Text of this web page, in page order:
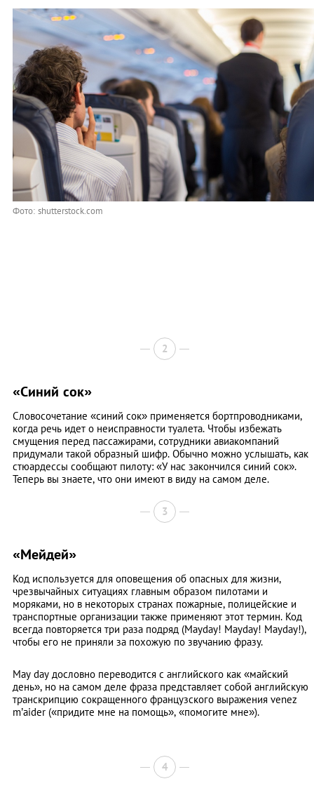
Фото: shutterstock.com
2
«Синий сок»
Словосочетание «синий сок» применяется бортпроводниками,
когда речь идет о неисправности туалета. Чтобы избежать
смущения перед пассажирами, сотрудники авиакомпаний
придумали такой образный шифр. Обычно можно услышать, как
стюардессы сообщают пилоту: «У нас закончился синий сок».
Теперь вы знаете, что они имеют в виду на самом деле.
3
«Мейдей»
Код используется для оповещения об опасных для жизни,
чрезвычайных ситуациях главным образом пилотами и
моряками, но в некоторых странах пожарные, полицейские и
транспортные организации также применяют этот термин. Код
всегда повторяется три раза подряд (Mayday! Mayday! Mayday!),
чтобы его не приняли за похожую по звучанию фразу.
May day дословно переводится с английского как «майский
день», но на самом деле фраза представляет собой английскую
транскрипцию сокращенного французского выражения venez
m’aider («придите мне на помощь», «помогите мне»).
4